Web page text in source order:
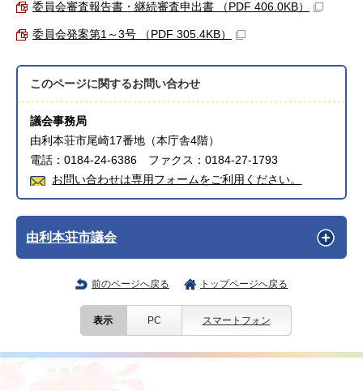
委員会審査報告書・継続審査申出書 （PDF 406.0KB）
委員会発案第1～3号 （PDF 305.4KB）
このページに関するお問い合わせ
議会事務局
由利本荘市尾崎17番地（本庁舎4階）
電話：0184-24-6386 ファクス：0184-27-1793
お問い合わせは専用フォームをご利用ください。
由利本荘市議会
前のページへ戻る トップページへ戻る
表示 PC スマートフォン